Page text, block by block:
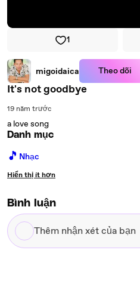
1
migoidaica Theo dõi
It's not goodbye
19 năm trước
a love song
Danh mục
🎵 Nhạc
Hiển thị ít hơn
Bình luận
Thêm
nhận